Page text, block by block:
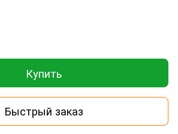
Купить
Быстрый заказ